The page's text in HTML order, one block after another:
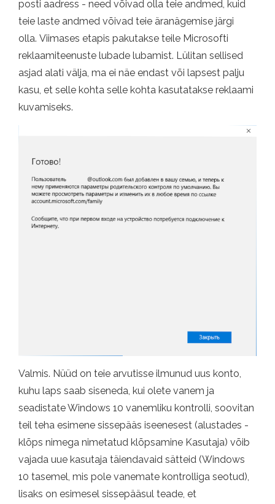
posti aadress - need võivad olla teie andmed, kuid
teie laste andmed võivad teie äranägemise järgi
olla. Viimases etapis pakutakse teile Microsofti
reklaamiteenuste lubade lubamist. Lülitan sellised
asjad alati välja, ma ei näe endast või lapsest palju
kasu, et selle kohta selle kohta kasutatakse reklaami
kuvamiseks.
Valmis. Nüüd on teie arvutisse ilmunud uus konto,
kuhu laps saab siseneda, kui olete vanem ja
seadistate Windows 10 vanemliku kontrolli, soovitan
teil teha esimene sissepääs iseenesest (alustades -
klõps nimega nimetatud klõpsamine Kasutaja) võib
vajada uue kasutaja täiendavaid sätteid (Windows
10 tasemel, mis pole vanemate kontrolliga seotud),
lisaks on esimesel sissepääsul teade, et